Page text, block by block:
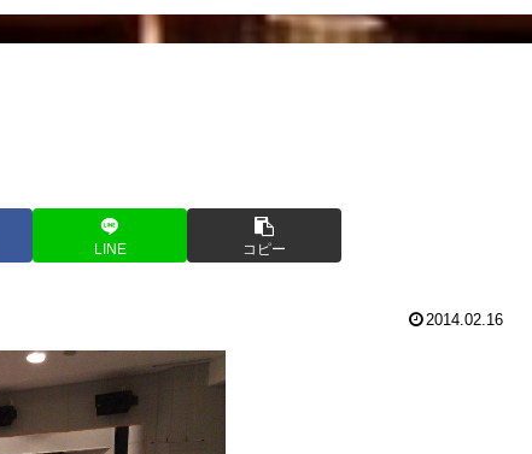
LINE コピー
2014.02.16